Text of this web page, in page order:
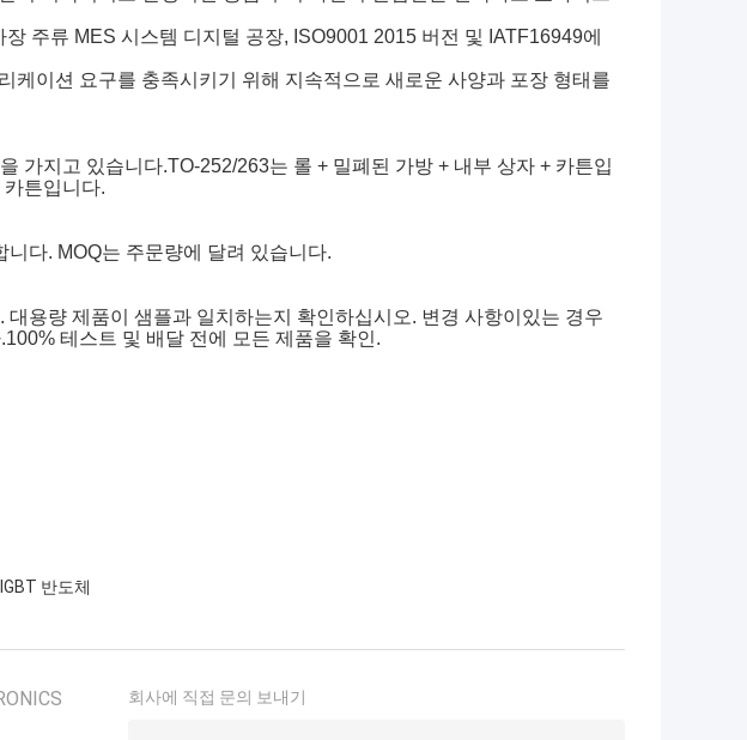
주류 MES 시스템 디지털 공장, ISO9001 2015 버전 및 IATF16949에
케이션 요구를 충족시키기 위해 지속적으로 새로운 사양과 포장 형태를
가지고 있습니다.TO-252/263는 롤 + 밀폐된 가방 + 내부 상자 + 카튼입
튼입니다.
다. MOQ는 주문량에 달려 있습니다.
용량 제품이 샘플과 일치하는지 확인하십시오. 변경 사항이있는 경우
테스트 및 배달 전에 모든 제품을 확인.
IGBT 반도체
회사에 직접 문의 보내기